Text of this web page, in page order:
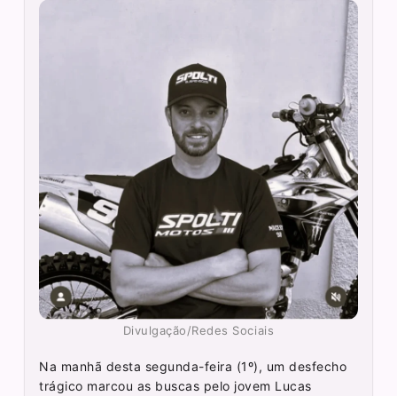
Divulgação/Redes Sociais
Na manhã desta segunda-feira (1º), um desfecho
trágico marcou as buscas pelo jovem Lucas